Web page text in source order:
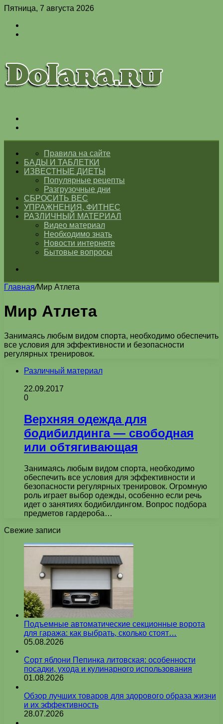
Пятница, 7 августа 2026
ГЛАВНАЯПравила на сайте
БАДЫ И ТАБЛЕТКИ
ИЗВЕСТНЫЕ ДИЕТЫ
Популярные рецепты
Разгрузочные дни
СБРОСИТЬ ВЕС
УПРАЖНЕНИЯ, ФИТНЕС
РАЗЛИЧНЫЙ МАТЕРИАЛ
Видео материал
Необходимо знать
Новости интернете
Бытовые вопросы
Главная/Мир Атлета
Мир Атлета
Занимаясь любым видом спорта, необходимо обеспечить
все условия для эффективности и безопасности
регулярных тренировок.
Различный материал
22.09.2017
0
Верхняя одежда для
бодибилдинга — свободная
или обтягивающая
Занимаясь любым видом спорта, необходимо
обеспечить все условия для эффективности и
безопасности регулярных тренировок. Огромную
роль играет выбор одежды, особенно если речь
идет о занятиях бодибилдингом. Вопрос подбора
предметов гардероба…
Свежие записи
Подъемные автоматические секционные ворота
для гаража: как выбрать, сколько стоят…
05.08.2026
Сорт яблони Пепинка литовская: особенности
посадки, ухода и кулинарного использования
01.08.2026
Обзор лучших товаров для здорового образа жизни
и их эффективность
28.07.2026